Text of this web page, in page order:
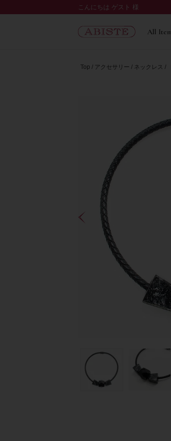
こんにちは ゲスト 様
All
Top アクセサリー ネックレス